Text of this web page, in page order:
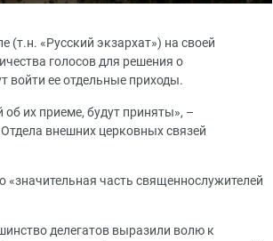
(т.н. «Русский экзархат») на своей
голосов для решения о
войти ее отдельные приходы.
об их приеме, будут приняты», –
внешних церковных связей
«значительная часть священнослужителей
делегатов выразили волю к